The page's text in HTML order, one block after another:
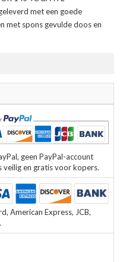
met een goede
met spons gevulde doos en
geen PayPal-account
veilig en gratis voor kopers.
American Express, JCB,